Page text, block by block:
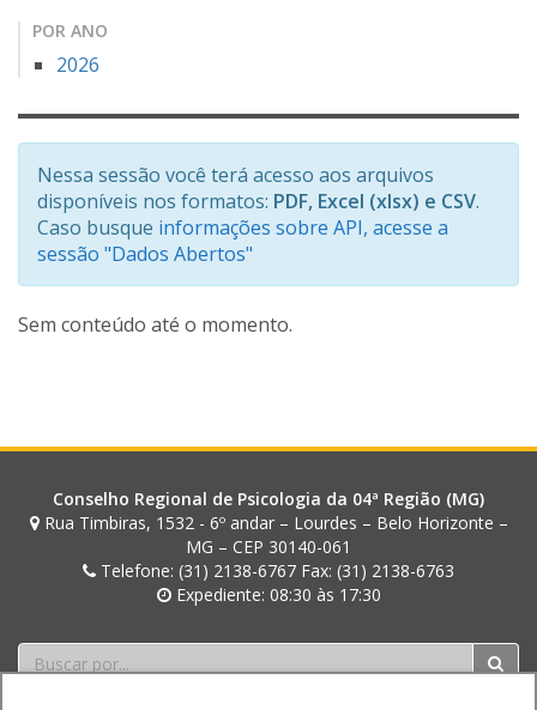
POR ANO
2026
Nessa sessão você terá acesso aos arquivos
disponíveis nos formatos: PDF, Excel (xlsx) e CSV.
Caso busque informações sobre API, acesse a
sessão "Dados Abertos"
Sem conteúdo até o momento.
Conselho Regional de Psicologia da 04ª Região (MG)
Rua Timbiras, 1532 - 6º andar – Lourdes – Belo Horizonte –
MG – CEP 30140-061
Telefone: (31) 2138-6767 Fax: (31) 2138-6763
Expediente: 08:30 às 17:30
Buscar